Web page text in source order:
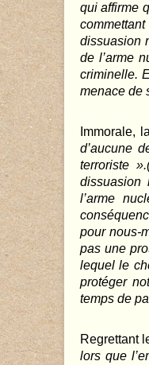
qui affirme
dissuasion
de l’arme
criminelle.
menace de
Immorale,
d’aucune
terroriste
dissuasion
l’arme
pour nous-
pas une
lequel le
protéger
temps de
Regrettant
lors que